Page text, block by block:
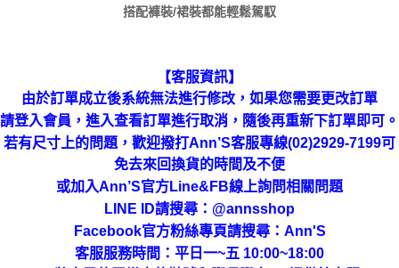
搭配褲裝/裙裝都能輕鬆駕馭
【客服資訊】
由於訂單成立後系統無法進行修改，如果您需要更改訂單
請登入會員，進入查看訂單進行取消，隨後再重新下訂單即可。
若有尺寸上的問題，歡迎撥打Ann’S客服專線(02)2929-7199可
免去來回換貨的時間及不便
或加入Ann’S官方Line&FB線上詢問相關問題
LINE ID請搜尋 ： @annsshop
Facebook官方粉絲專頁請搜尋：Ann'S
客服服務時間：平日一~五 10:00~18:00